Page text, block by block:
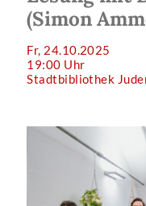
(Simon
Fr, 24.10.2025
19:00 Uhr
Stadtbibliothek